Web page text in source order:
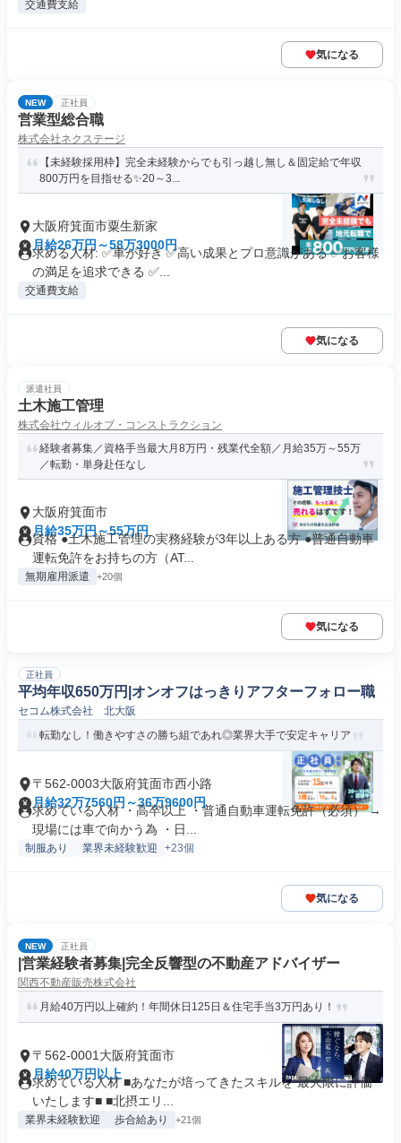
交通費支給
気になる
NEW 正社員
営業型総合職
株式会社ネクステージ
【未経験採用枠】完全未経験からでも引っ越し無し＆固定給で年収
800万円を目指せる✨20～3...
大阪府箕面市粟生新家
月給26万円～58万3000円
求める人材: ✅車が好き ✅高い成果とプロ意識がある ✅お客様
の満足を追求できる ✅...
交通費支給
気になる
派遣社員
土木施工管理
株式会社ウィルオブ・コンストラクション
経験者募集／資格手当最大月8万円・残業代全額／月給35万～55万
／転勤・単身赴任なし
大阪府箕面市
月給35万円～55万円
資格 ●土木施工管理の実務経験が3年以上ある方 ●普通自動車
運転免許をお持ちの方（AT...
無期雇用派遣 +20個
気になる
正社員
平均年収650万円|オンオフはっきりアフターフォロー職
セコム株式会社 北大阪
転勤なし！働きやすさの勝ち組であれ◎業界大手で安定キャリア
〒562-0003大阪府箕面市西小路
月給32万7560円～36万9600円
求めている人材 ・高卒以上 ・普通自動車運転免許（必須） →
現場には車で向かう為 ・日...
制服あり 業界未経験歓迎 +23個
気になる
NEW 正社員
|営業経験者募集|完全反響型の不動産アドバイザー
関西不動産販売株式会社
月給40万円以上確約！年間休日125日＆住宅手当3万円あり！
〒562-0001大阪府箕面市
月給40万円以上
求めている人材 ■あなたが培ってきたスキルを 最大限に評価
いたします■ ■北摂エリ...
業界未経験歓迎 歩合給あり +21個